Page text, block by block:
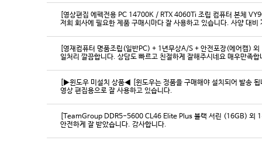
[영상편집 에펙전용 PC 14700K / RTX 4060Ti 조립 컴퓨터 본체
[영재컴퓨터 명품조립(일반PC) + 1년무상A/S + 안전포장(에어캡)
일처리 깔끔합니다. 상담도 빠르고 친절하게 잘해주시네요 매우만족
[▶윈도우 미설치 상품◀ [윈도우는 정품을 구매해야 설치되어 발송
영상 편집용으로 잘 사용하고 있습니다.
[TeamGroup DDR5-5600 CL46 Elite Plus 블랙 서린 (16GB) 외
안전하게 잘 받았습니다. 감사합니다.